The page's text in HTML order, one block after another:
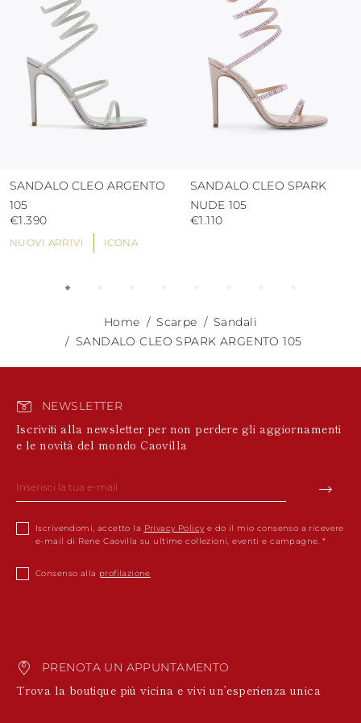
usare i sacchetti di protezione per evitare
contatti con superfici abrasive.
NUOVI ARRIVI ICONA
SANDALO CLEO ARGENTO
105
€1.390
SANDALO CLEO SPARK
NUDE 105
€1.110
Home Scarpe
Sandali
SANDALO CLEO SPARK ARGENTO 105
NEWSLETTER
Iscriviti alla newsletter per non perdere gli aggiornamenti
e le novità del mondo Caovilla
Iscrivendomi, accetto la Privacy Policy e do il mio consenso a ricevere
e-mail di Rene Caovilla su ultime collezioni, eventi e campagne.
Consenso alla profilazione
PRENOTA UN APPUNTAMENTO
Trova la boutique più vicina e vivi un’esperienza unica